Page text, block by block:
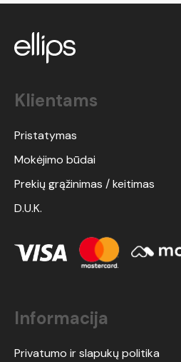
Klientams
Pristatymas
Mokėjimo būdai
Prekių grąžinimas / keitimas
D.U.K.
Informacija
Privatumo ir slapukų politika